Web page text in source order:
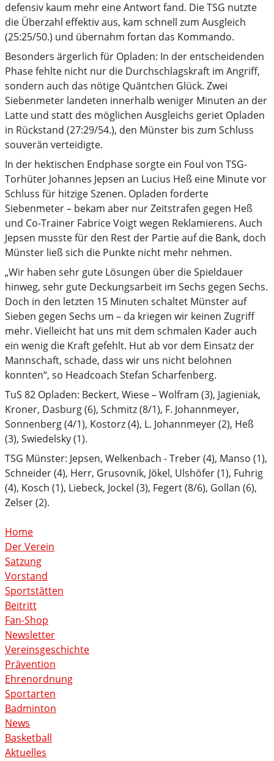
defensiv kaum mehr eine Antwort fand. Die TSG nutzte
die Überzahl effektiv aus, kam schnell zum Ausgleich
(25:25/50.) und übernahm fortan das Kommando.
Besonders ärgerlich für Opladen: In der entscheidenden
Phase fehlte nicht nur die Durchschlagskraft im Angriff,
sondern auch das nötige Quäntchen Glück. Zwei
Siebenmeter landeten innerhalb weniger Minuten an der
Latte und statt des möglichen Ausgleichs geriet Opladen
in Rückstand (27:29/54.), den Münster bis zum Schluss
souverän verteidigte.
In der hektischen Endphase sorgte ein Foul von TSG-
Torhüter Johannes Jepsen an Lucius Heß eine Minute vor
Schluss für hitzige Szenen. Opladen forderte
Siebenmeter – bekam aber nur Zeitstrafen gegen Heß
und Co-Trainer Fabrice Voigt wegen Reklamierens. Auch
Jepsen musste für den Rest der Partie auf die Bank, doch
Münster ließ sich die Punkte nicht mehr nehmen.
„Wir haben sehr gute Lösungen über die Spieldauer
hinweg, sehr gute Deckungsarbeit im Sechs gegen Sechs.
Doch in den letzten 15 Minuten schaltet Münster auf
Sieben gegen Sechs um – da kriegen wir keinen Zugriff
mehr. Vielleicht hat uns mit dem schmalen Kader auch
ein wenig die Kraft gefehlt. Hut ab vor dem Einsatz der
Mannschaft, schade, dass wir uns nicht belohnen
konnten“, so Headcoach Stefan Scharfenberg.
TuS 82 Opladen: Beckert, Wiese – Wolfram (3), Jagieniak,
Kroner, Dasburg (6), Schmitz (8/1), F. Johannmeyer,
Sonnenberg (4/1), Kostorz (4), L. Johannmeyer (2), Heß
(3), Swiedelsky (1).
TSG Münster: Jepsen, Welkenbach - Treber (4), Manso (1),
Schneider (4), Herr, Grusovnik, Jökel, Ulshöfer (1), Fuhrig
(4), Kosch (1), Liebeck, Jockel (3), Fegert (8/6), Gollan (6),
Zelser (2).
Home
Der Verein
Satzung
Vorstand
Sportstätten
Beitritt
Fan-Shop
Newsletter
Vereinsgeschichte
Prävention
Ehrenordnung
Sportarten
Badminton
News
Basketball
Aktuelles